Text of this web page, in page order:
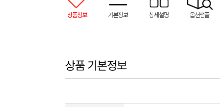
상품정보 기본정보 상세설명 옵션샘플
상품 기본정보